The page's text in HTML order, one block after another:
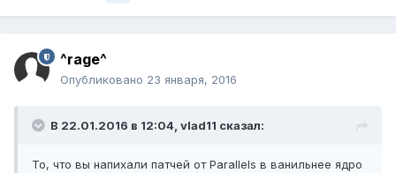
^rage^
Опубликовано 23 января, 2016
В 22.01.2016 в 12:04, vlad11 сказал:
То, что вы напихали патчей от Parallels в ванильнее ядро